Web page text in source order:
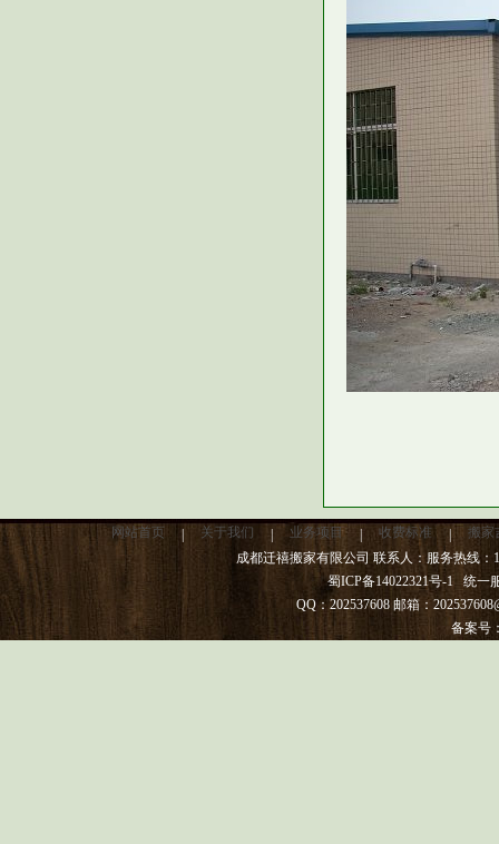
网站首页 关于我们 业务项目 收费标准
搬家
成都迁禧搬家有限公司 联系人：服务热线：
蜀ICP备14022321号-1统一服
QQ：202537608 邮箱：
备案号